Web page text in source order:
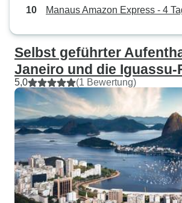
Manaus Amazon Express - 4
Selbst geführter
Janeiro und die Iguassu-
5,0 (1 Bewertung)